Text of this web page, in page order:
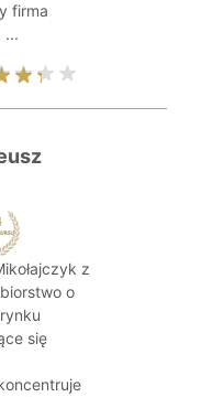
firma
...
z
o
się